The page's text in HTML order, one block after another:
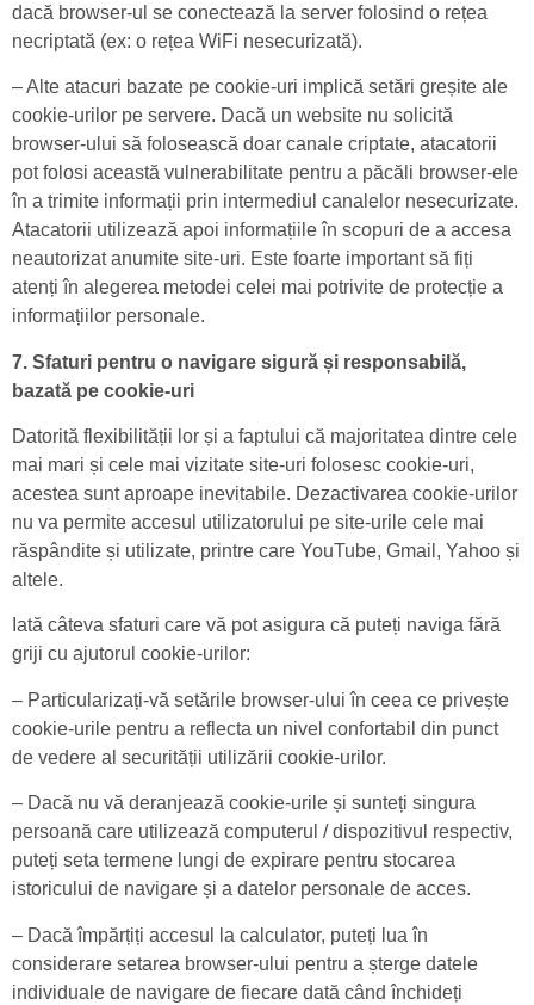
dacă browser-ul se conectează la server folosind o rețea
necriptată (ex: o rețea WiFi nesecurizată).
– Alte atacuri bazate pe cookie-uri implică setări greșite ale
cookie-urilor pe servere. Dacă un website nu solicită
browser-ului să folosească doar canale criptate, atacatorii
pot folosi această vulnerabilitate pentru a păcăli browser-ele
în a trimite informații prin intermediul canalelor nesecurizate.
Atacatorii utilizează apoi informațiile în scopuri de a accesa
neautorizat anumite site-uri. Este foarte important să fiți
atenți în alegerea metodei celei mai potrivite de protecție a
informațiilor personale.
7. Sfaturi pentru o navigare sigură și responsabilă,
bazată pe cookie-uri
Datorită flexibilității lor și a faptului că majoritatea dintre cele
mai mari și cele mai vizitate site-uri folosesc cookie-uri,
acestea sunt aproape inevitabile. Dezactivarea cookie-urilor
nu va permite accesul utilizatorului pe site-urile cele mai
răspândite și utilizate, printre care YouTube, Gmail, Yahoo și
altele.
Iată câteva sfaturi care vă pot asigura că puteți naviga fără
griji cu ajutorul cookie-urilor:
– Particularizați-vă setările browser-ului în ceea ce privește
cookie-urile pentru a reflecta un nivel confortabil din punct
de vedere al securității utilizării cookie-urilor.
– Dacă nu vă deranjează cookie-urile și sunteți singura
persoană care utilizează computerul / dispozitivul respectiv,
puteți seta termene lungi de expirare pentru stocarea
istoricului de navigare și a datelor personale de acces.
– Dacă împărțiți accesul la calculator, puteți lua în
considerare setarea browser-ului pentru a șterge datele
individuale de navigare de fiecare dată când închideți